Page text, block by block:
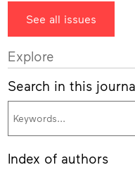
See all issues
Explore
Search in this
Index of authors